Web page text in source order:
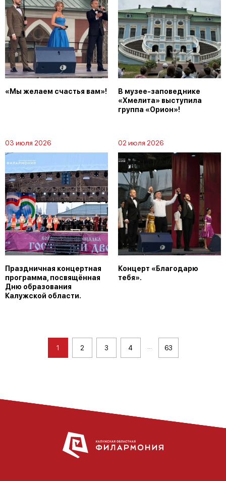
«Мы желаем счастья вам»!
В музее-заповеднике
«Хмелита» выступила
группа «Орион»!
03 июля 2026
Праздничная концертная
программа, посвящённая
Дню образования
Калужской области.
02 июля 2026
Концерт «Благодарю
тебя».
1 2 3 4 ... 63